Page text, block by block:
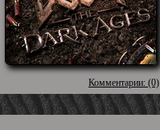
Комментарии: (0)